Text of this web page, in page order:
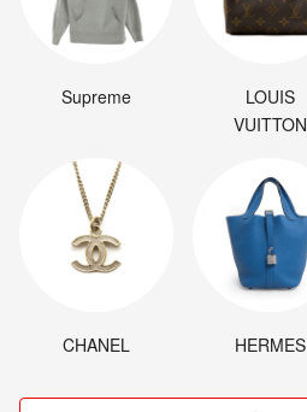
Supreme
LOUIS
VUITTON
CHANEL HERMES